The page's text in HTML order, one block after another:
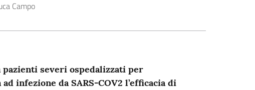
Campo
severi ospedalizzati per
infezione da SARS-COV2 l’efficacia di